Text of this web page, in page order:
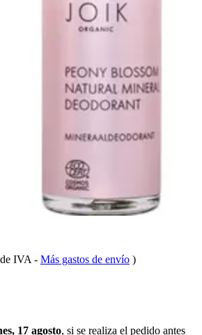
IVA - Más gastos de envío )
17 agosto, si se realiza el pedido antes